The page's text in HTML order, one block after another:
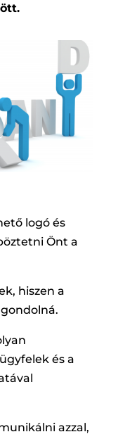
logó és
Önt a
hiszen a
és a
azzal,